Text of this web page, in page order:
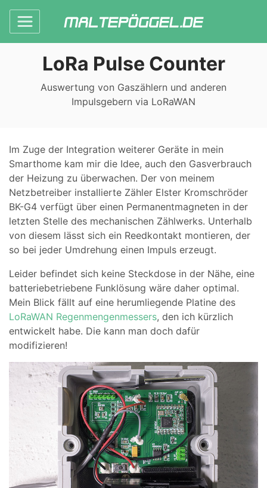
LoRa Pulse Counter
Auswertung von Gaszählern und anderen
Impulsgebern via LoRaWAN
Im Zuge der Integration weiterer Geräte in mein
Smarthome kam mir die Idee, auch den Gasverbrauch
der Heizung zu überwachen. Der von meinem
Netzbetreiber installierte Zähler Elster Kromschröder
BK-G4 verfügt über einen Permanentmagneten in der
letzten Stelle des mechanischen Zählwerks. Unterhalb
von diesem lässt sich ein Reedkontakt montieren, der
so bei jeder Umdrehung einen Impuls erzeugt.
Leider befindet sich keine Steckdose in der Nähe, eine
batteriebetriebene Funklösung wäre daher optimal.
Mein Blick fällt auf eine herumliegende Platine des
LoRaWAN Regenmengenmessers, den ich kürzlich
entwickelt habe. Die kann man doch dafür
modifizieren!